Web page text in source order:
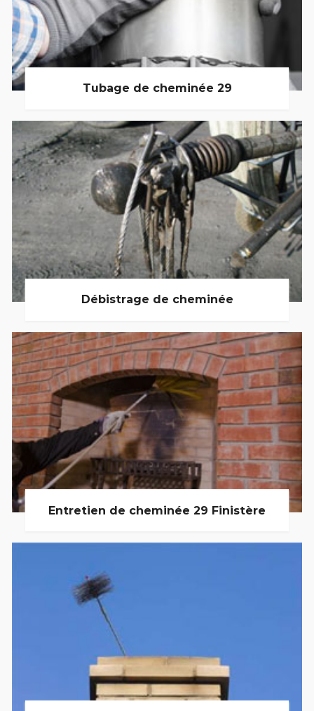
Tubage de cheminée 29
Débistrage de cheminée
Entretien de cheminée 29 Finistère